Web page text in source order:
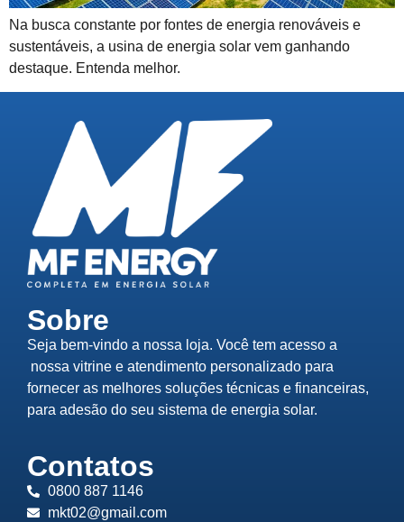
Na busca constante por fontes de energia renováveis e
sustentáveis, a usina de energia solar vem ganhando
destaque. Entenda melhor.
Sobre
Seja bem-vindo a nossa loja. Você tem acesso a
nossa vitrine e atendimento personalizado para
fornecer as melhores soluções técnicas e financeiras,
para adesão do seu sistema de energia solar.
Contatos
0800 887 1146
mkt02@gmail.com